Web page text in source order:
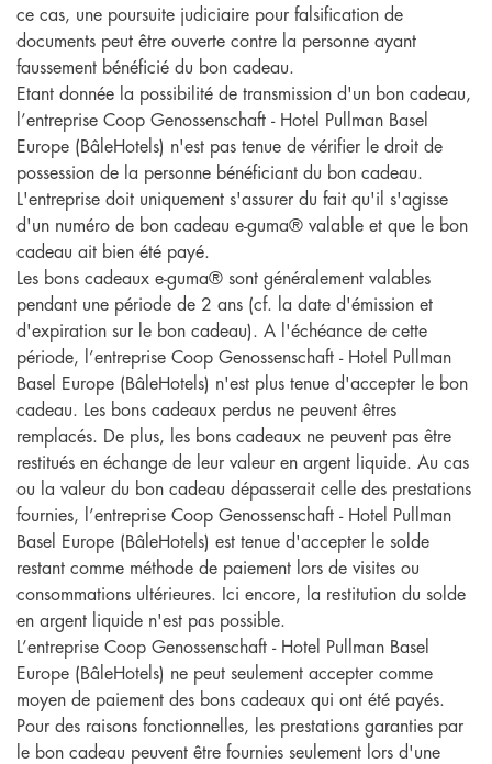
ce cas, une poursuite judiciaire pour falsification de
documents peut être ouverte contre la personne ayant
faussement bénéficié du bon cadeau.
Etant donnée la possibilité de transmission d'un bon cadeau,
l’entreprise Coop Genossenschaft - Hotel Pullman Basel
Europe (BâleHotels) n'est pas tenue de vérifier le droit de
possession de la personne bénéficiant du bon cadeau.
L'entreprise doit uniquement s'assurer du fait qu'il s'agisse
d'un numéro de bon cadeau e-guma® valable et que le bon
cadeau ait bien été payé.
Les bons cadeaux e-guma® sont généralement valables
pendant une période de 2 ans (cf. la date d'émission et
d'expiration sur le bon cadeau). A l'échéance de cette
période, l’entreprise Coop Genossenschaft - Hotel Pullman
Basel Europe (BâleHotels) n'est plus tenue d'accepter le bon
cadeau. Les bons cadeaux perdus ne peuvent êtres
remplacés. De plus, les bons cadeaux ne peuvent pas être
restitués en échange de leur valeur en argent liquide. Au cas
ou la valeur du bon cadeau dépasserait celle des prestations
fournies, l’entreprise Coop Genossenschaft - Hotel Pullman
Basel Europe (BâleHotels) est tenue d'accepter le solde
restant comme méthode de paiement lors de visites ou
consommations ultérieures. Ici encore, la restitution du solde
en argent liquide n'est pas possible.
L’entreprise Coop Genossenschaft - Hotel Pullman Basel
Europe (BâleHotels) ne peut seulement accepter comme
moyen de paiement des bons cadeaux qui ont été payés.
Pour des raisons fonctionnelles, les prestations garanties par
le bon cadeau peuvent être fournies seulement lors d'une